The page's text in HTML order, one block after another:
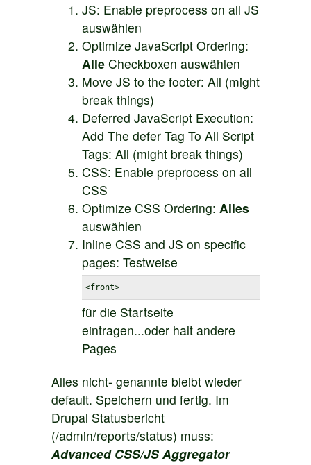
JS: Enable preprocess on all JS
auswählen
Optimize JavaScript Ordering:
Alle Checkboxen auswählen
Move JS to the footer: All (might
break things)
Deferred JavaScript Execution:
Add The defer Tag To All Script
Tags: All (might break things)
CSS: Enable preprocess on all
CSS
Optimize CSS Ordering: Alles
auswählen
Inline CSS and JS on specific
pages: Testweise
<front>
für die Startseite
eintragen...oder halt andere
Pages
Alles nicht- genannte bleibt wieder
default. Speichern und fertig. Im
Drupal Statusbericht
(/admin/reports/status) muss:
Advanced CSS/JS Aggregator